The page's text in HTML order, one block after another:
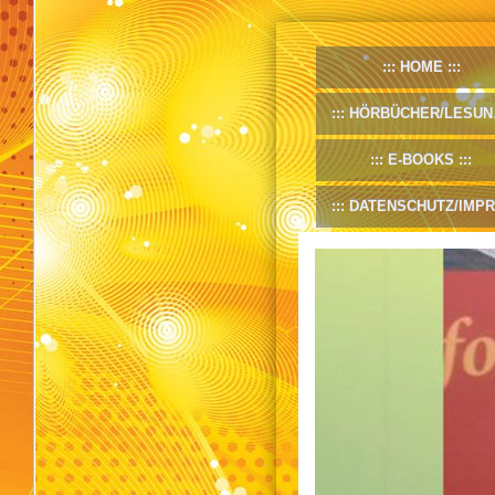
HOME
HÖRBÜCHER/LESUNGEN
E-BOOKS
DATENSCHUTZ/IMPRESSUM